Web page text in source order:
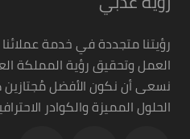
رؤيتنا متجددة في خدمة
نسعى أن نكون الأفضل
الحلول المميزة والكوادر